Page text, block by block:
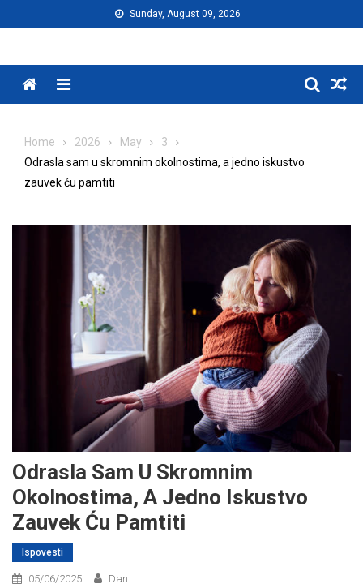
to
Sunday, August 09, 2026
Menu
Home 2026 May
3
Odrasla sam u skromnim okolnostima, a jedno iskustvo
zauvek ću pamtiti
Odrasla Sam U Skromnim
Okolnostima, A Jedno Iskustvo
Zauvek Ću Pamtiti
Ispovesti
05/06/2025 Dan